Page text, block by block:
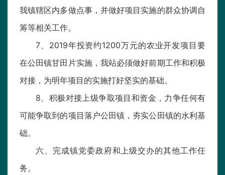
我镇辖区内多做点事，并做好项目实施的群众协调自
筹等相关工作。
7、2019年投资约1200万元的农业开发项目要
在公田镇甘田片实施，我站必须做好前期工作和积极
对接，为明年项目的实施打好坚实的基础。
8、积极对接上级争取项目和资金，力争任何有
可能争取到的项目落户公田镇，夯实公田镇的水利基
础。
六、完成镇党委政府和上级交办的其他工作任
务。